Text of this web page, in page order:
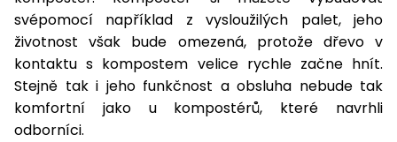
hrabla,
škrabky
na led
Příslušenství
svépomocí například z vysloužilých palet, jeho
životnost však bude omezená, protože dřevo v
kontaktu s kompostem velice rychle začne hnít.
Stejně tak i jeho funkčnost a obsluha nebude tak
komfortní jako u kompostérů, které navrhli
odborníci.